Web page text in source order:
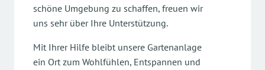
schöne Umgebung zu schaffen, freuen wir
uns sehr über Ihre Unterstützung.
Mit Ihrer Hilfe bleibt unsere Gartenanlage
ein Ort zum Wohlfühlen, Entspannen und